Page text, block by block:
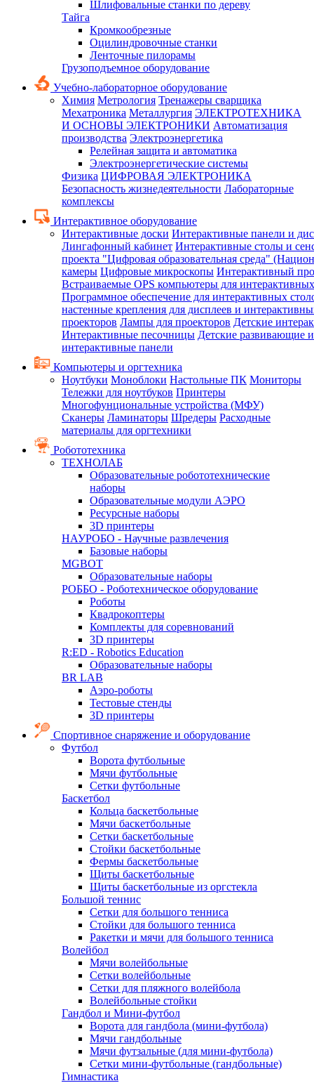
Шлифовальные станки по дереву
Тайга
Кромкообрезные
Оцилиндровочные станки
Ленточные пилорамы
Грузоподъемное оборудование
Учебно-лабораторное оборудование
Химия Метрология Тренажеры сварщика
Мехатроника Металлургия ЭЛЕКТРОТЕХНИКА
И ОСНОВЫ ЭЛЕКТРОНИКИ Автоматизация
производства Электроэнергетика
Релейная защита и автоматика
Электроэнергетические системы
Физика ЦИФРОВАЯ ЭЛЕКТРОНИКА
Безопасность жизнедеятельности Лабораторные
комплексы
Интерактивное оборудование
Интерактивные доски Интерактивные панели и
Лингафонный кабинет Интерактивные столы и
проекта "Цифровая образовательная среда"
камеры Цифровые микроскопы Интерактивный
Встраиваемые OPS компьютеры для
Программное обеспечение для интерактивных
настенные крепления для дисплеев и
проекторов Лампы для проекторов Детские
Интерактивные песочницы Детские развивающие
интерактивные панели
Компьютеры и оргтехника
Ноутбуки Моноблоки Настольные ПК Мониторы
Тележки для ноутбуков Принтеры
Многофунциональные устройства (МФУ)
Сканеры Ламинаторы Шредеры Расходные
материалы для оргтехники
Робототехника
ТЕХНОЛАБ
Образовательные робототехнические
наборы
Образовательные модули АЭРО
Ресурсные наборы
3D принтеры
НАУРОБО - Научные развлечения
Базовые наборы
MGBOT
Образовательные наборы
РОББО - Роботехническое оборудование
Роботы
Квадрокоптеры
Комплекты для соревнований
3D принтеры
R:ED - Robotics Education
Образовательные наборы
BR LAB
Аэро-роботы
Тестовые стенды
3D принтеры
Спортивное снаряжение и оборудование
Футбол
Ворота футбольные
Мячи футбольные
Сетки футбольные
Баскетбол
Кольца баскетбольные
Мячи баскетбольные
Сетки баскетбольные
Стойки баскетбольные
Фермы баскетбольные
Щиты баскетбольные
Щиты баскетбольные из оргстекла
Большой теннис
Сетки для большого тенниса
Стойки для большого тенниса
Ракетки и мячи для большого тенниса
Волейбол
Мячи волейбольные
Сетки волейбольные
Сетки для пляжного волейбола
Волейбольные стойки
Гандбол и Мини-футбол
Ворота для гандбола (мини-футбола)
Мячи гандбольные
Мячи футзальные (для мини-футбола)
Сетки мини-футбольные (гандбольные)
Гимнастика